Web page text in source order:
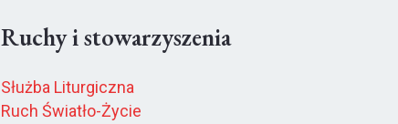
Ruchy i stowarzyszenia
Służba Liturgiczna
Ruch Światło-Życie